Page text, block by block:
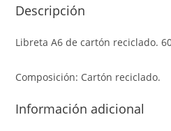
Descripción
Libreta A6 de cartón reciclado.
Composición: Cartón reciclado.
Información adicional